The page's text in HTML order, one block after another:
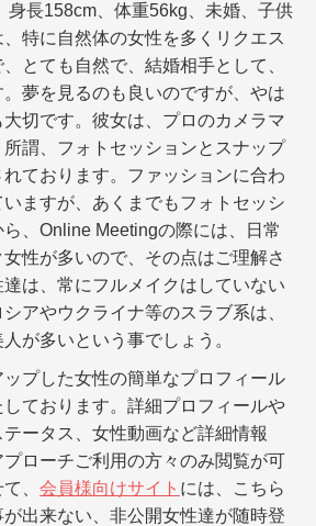
身長158cm、体重56kg、未婚、子供
特に自然体の女性を多くリクエス
とても自然で、結婚相手として、
夢を見るのも良いのですが、やは
切です。彼女は、プロのカメラマ
謂、フォトセッションとスナップ
ております。ファッションに合わ
ますが、あくまでもフォトセッシ
ら、Online Meetingの際には、日常
性が多いので、その点はご理解さ
は、常にフルメイクはしていない
アやウクライナ等のスラブ系は、
が多いという事でしょう。
ップした女性の簡単なプロフィール
ております。詳細プロフィールや
ータス、女性動画など詳細情報
ローチご利用の方々のみ閲覧が可
、 会員様向けサイト には、こちら
出来ない、非公開女性達が随時登